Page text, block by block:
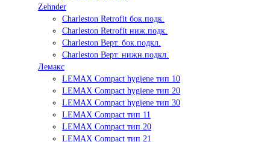
Zehnder
Charleston Retrofit бок.подк.
Charleston Retrofit ниж.подк.
Charleston Верт. бок.подкл.
Charleston Верт. нижн.подкл.
Лемакс
LEMAX Compact hygiene тип 10
LEMAX Compact hygiene тип 20
LEMAX Compact hygiene тип 30
LEMAX Compact тип 11
LEMAX Compact тип 20
LEMAX Compact тип 21